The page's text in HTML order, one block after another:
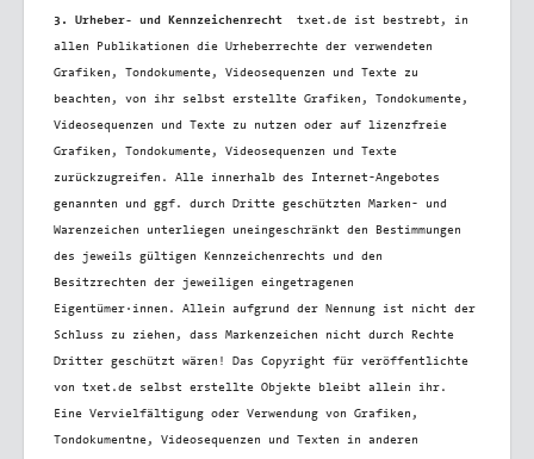
3. Urheber- und Kennzeichenrecht txet.de ist bestrebt, in
allen Publikationen die Urheberrechte der verwendeten
Grafiken, Tondokumente, Videosequenzen und Texte zu
beachten, von ihr selbst erstellte Grafiken, Tondokumente,
Videosequenzen und Texte zu nutzen oder auf lizenzfreie
Grafiken, Tondokumente, Videosequenzen und Texte
zurückzugreifen. Alle innerhalb des Internet-Angebotes
genannten und ggf. durch Dritte geschützten Marken- und
Warenzeichen unterliegen uneingeschränkt den Bestimmungen
des jeweils gültigen Kennzeichenrechts und den
Besitzrechten der jeweiligen eingetragenen
Eigentümer·innen. Allein aufgrund der Nennung ist nicht der
Schluss zu ziehen, dass Markenzeichen nicht durch Rechte
Dritter geschützt wären! Das Copyright für veröffentlichte
von txet.de selbst erstellte Objekte bleibt allein ihr.
Eine Vervielfältigung oder Verwendung von Grafiken,
Tondokumentne, Videosequenzen und Texten in anderen